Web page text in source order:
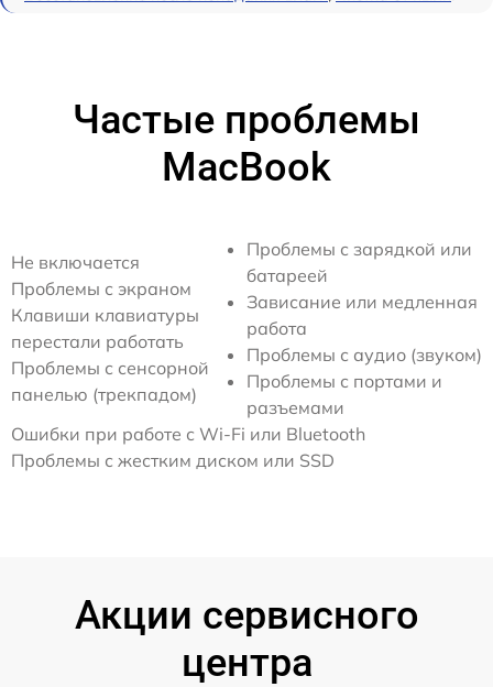
Частые проблемы
MacBook
Не включается
Проблемы с экраном
Клавиши клавиатуры
перестали работать
Проблемы с сенсорной
панелью (трекпадом)
Проблемы с зарядкой или
батареей
Зависание или медленная
работа
Проблемы с аудио (звуком)
Проблемы с портами и
разъемами
Ошибки при работе с Wi-Fi или Bluetooth
Проблемы с жестким диском или SSD
Акции сервисного
центра